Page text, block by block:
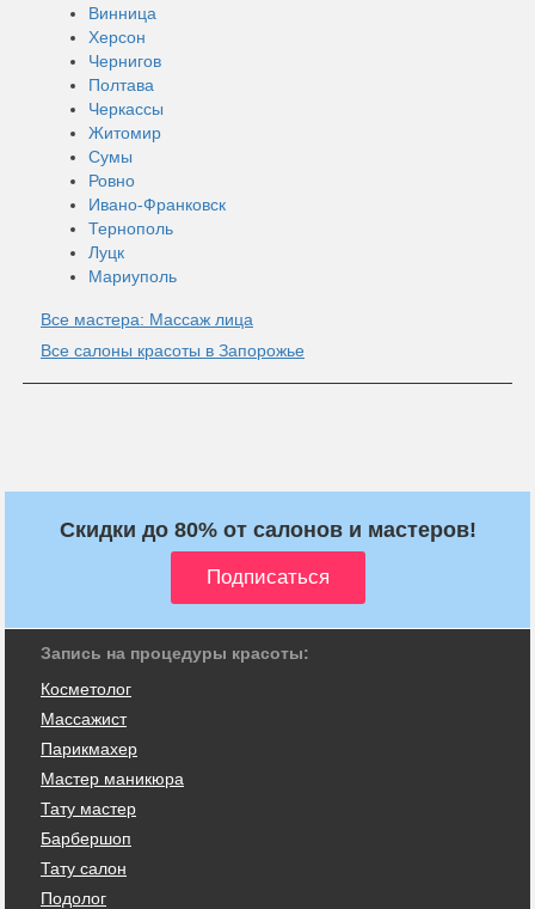
Винница
Херсон
Чернигов
Полтава
Черкассы
Житомир
Сумы
Ровно
Ивано-Франковск
Тернополь
Луцк
Мариуполь
Все мастера: Массаж лица
Все салоны красоты в Запорожье
Скидки до 80% от салонов и мастеров!
Запись на процедуры красоты:
Косметолог
Массажист
Парикмахер
Мастер маникюра
Тату мастер
Барбершоп
Тату салон
Подолог